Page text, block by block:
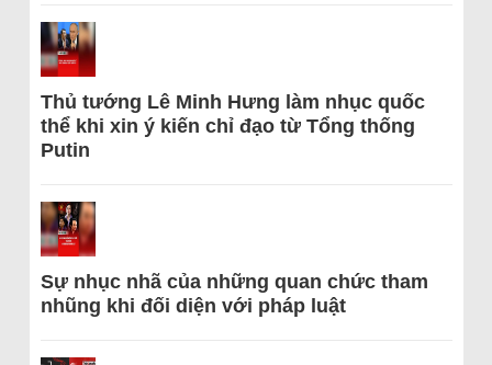
Thủ tướng Lê Minh Hưng làm nhục quốc
thể khi xin ý kiến chỉ đạo từ Tổng thống
Putin
Sự nhục nhã của những quan chức tham
nhũng khi đối diện với pháp luật